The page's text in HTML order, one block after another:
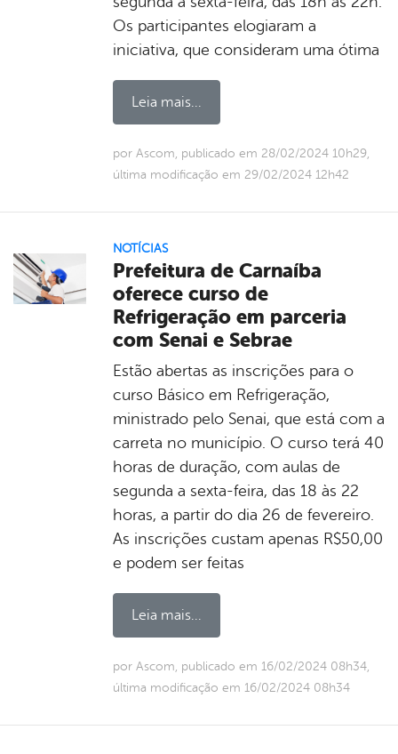
Os participantes elogiaram a
iniciativa, que consideram uma ótima
Leia mais...
por Ascom, publicado em 28/02/2024 10h29,
última modificação em 29/02/2024 12h42
NOTÍCIAS
Prefeitura de Carnaíba
oferece curso de
Refrigeração em parceria
com Senai e Sebrae
Estão abertas as inscrições para o
curso Básico em Refrigeração,
ministrado pelo Senai, que está com a
carreta no município. O curso terá 40
horas de duração, com aulas de
segunda a sexta-feira, das 18 às 22
horas, a partir do dia 26 de fevereiro.
As inscrições custam apenas R$50,00
e podem ser feitas
Leia mais...
por Ascom, publicado em 16/02/2024 08h34,
última modificação em 16/02/2024 08h34